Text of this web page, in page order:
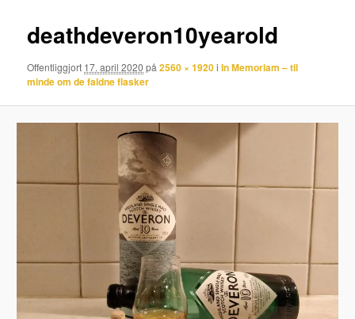
deathdeveron10yearold
Offentliggjort 17. april 2020 på2560 × 1920iIn Memoriam – til
minde om de faldne flasker